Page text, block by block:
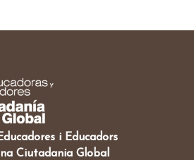
i Educadors
Ciutadania Global